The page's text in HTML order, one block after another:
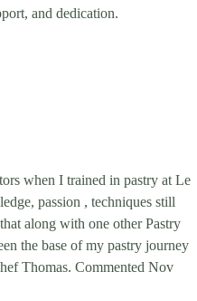
and dedication.
when I trained in pastry at Le
passion , techniques still
along with one other Pastry
the base of my pastry journey
Thomas. Commented Nov